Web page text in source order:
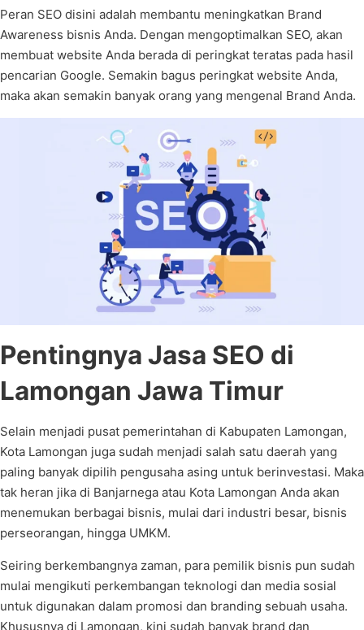
Peran SEO disini adalah membantu meningkatkan Brand
Awareness bisnis Anda. Dengan mengoptimalkan SEO, akan
membuat website Anda berada di peringkat teratas pada hasil
pencarian Google. Semakin bagus peringkat website Anda,
maka akan semakin banyak orang yang mengenal Brand Anda.
Pentingnya Jasa SEO di
Lamongan Jawa Timur
Selain menjadi pusat pemerintahan di Kabupaten Lamongan,
Kota Lamongan juga sudah menjadi salah satu daerah yang
paling banyak dipilih pengusaha asing untuk berinvestasi. Maka
tak heran jika di Banjarnega atau Kota Lamongan Anda akan
menemukan berbagai bisnis, mulai dari industri besar, bisnis
perseorangan, hingga UMKM.
Seiring berkembangnya zaman, para pemilik bisnis pun sudah
mulai mengikuti perkembangan teknologi dan media sosial
untuk digunakan dalam promosi dan branding sebuah usaha.
Khususnya di Lamongan, kini sudah banyak brand dan